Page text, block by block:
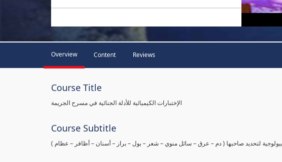
Overview Content Reviews
Course Title
الإختبارات الكيميائية للأدلة الجنائية في مسرح الجريمة
Course Subtitle
البيولوجية لتحديد صاحبها ( دم – عرق – سائل منوي – شعر – بول – براز – أسنان – أظافر – عظام